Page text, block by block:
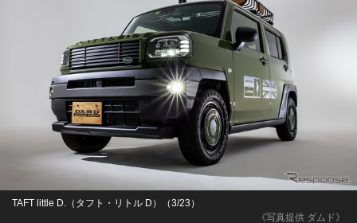
《写真提供 ダムド》
TAFT little D.（タフト・リトル D）（3/23）